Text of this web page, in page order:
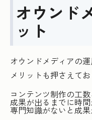
オウンド
ット
オウンドメディアの
メリットも押さえてお
コンテンツ制作の工
成果が出るまでに時
専門知識がないと成